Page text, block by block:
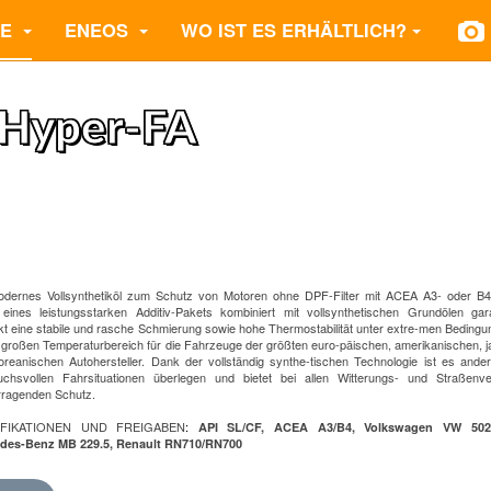
ENEOS WO IST ES ERHÄLTLICH?
FA
Vollsynthetiköl zum Schutz von Motoren ohne DPF-Filter mit ACEA A3- oder
leistungsstarken Additiv-Pakets kombiniert mit vollsynthetischen Grundölen
eine stabile und rasche Schmierung sowie hohe Thermostabilität unter extre-men
Temperaturbereich für die Fahrzeuge der größten euro-päischen, amerikanischen,
Autohersteller. Dank der vollständig synthe-tischen Technologie ist es
Fahrsituationen überlegen und bietet bei allen Witterungs- und
Schutz.
UND FREIGABEN: API SL/CF, ACEA A3/B4, Volkswagen VW
Benz MB 229.5, Renault RN710/RN700